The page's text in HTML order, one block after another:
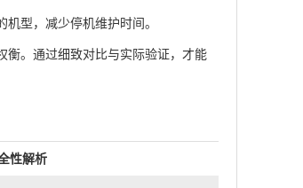
型，减少停机维护时间。
。通过细致对比与实际验证，才能
性解析